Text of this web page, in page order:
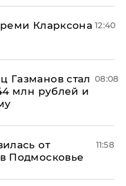
Кларксона 12:40
Газманов стал
млн рублей и
08:08
от
Подмосковье
11:58